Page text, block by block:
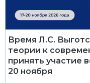
Время Л.С.
теории к
принять участие
20 ноября